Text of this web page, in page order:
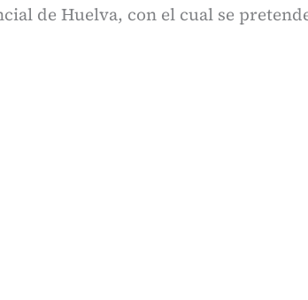
de Huelva, con el cual se